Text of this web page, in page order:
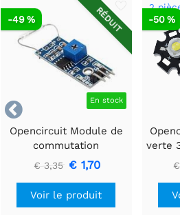

RÉDUIT
En stock
-49 %
Opencircuit Module de
commutation
magnétique
€ 3,35 € 1,70
Voir le produit
2
-50 %
verte